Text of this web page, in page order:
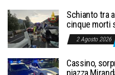
Schianto tra
cinque morti
2 Agosto 2026
Cassino,
piazza